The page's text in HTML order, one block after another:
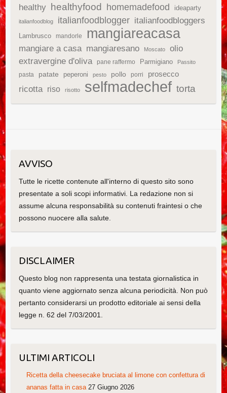
healthy healthyfood homemadefood ideaparty
italianfoodblog italianfoodblogger italianfoodbloggers
Lambrusco mandorle mangiareacasa
mangiare a casa mangiaresano Moscato
olio
extravergine d'oliva
pane raffermo Parmigiano Passito
pasta patate peperoni pesto pollo porri prosecco
ricotta riso risotto selfmadechef torta
AVVISO
Tutte le ricette contenute all'interno di questo sito sono
presentate a soli scopi informativi. La redazione non si
assume alcuna responsabilità su contenuti fraintesi o che
possono nuocere alla salute.
DISCLAIMER
Questo blog non rappresenta una testata giornalistica in
quanto viene aggiornato senza alcuna periodicità. Non può
pertanto considerarsi un prodotto editoriale ai sensi della
legge n. 62 del 7/03/2001.
ULTIMI ARTICOLI
Ricetta della cheesecake bruciata al limone con confettura di
ananas fatta in casa 27 Giugno 2026